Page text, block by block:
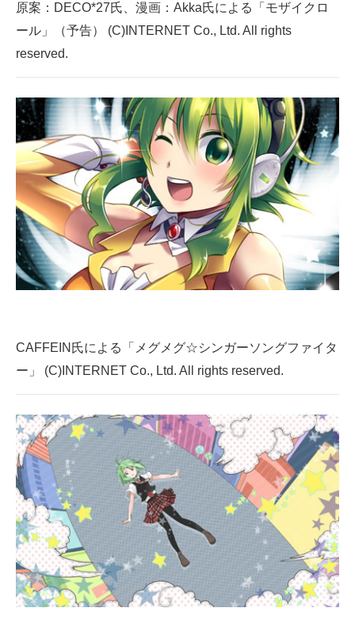
原案：DECO*27氏、漫画：Akka氏による「モザイクロ
ール」（予告） (C)INTERNET Co., Ltd. All rights
reserved.
CAFFEIN氏による「メグメグ☆シンガーソングファイタ
ー」 (C)INTERNET Co., Ltd. All rights reserved.